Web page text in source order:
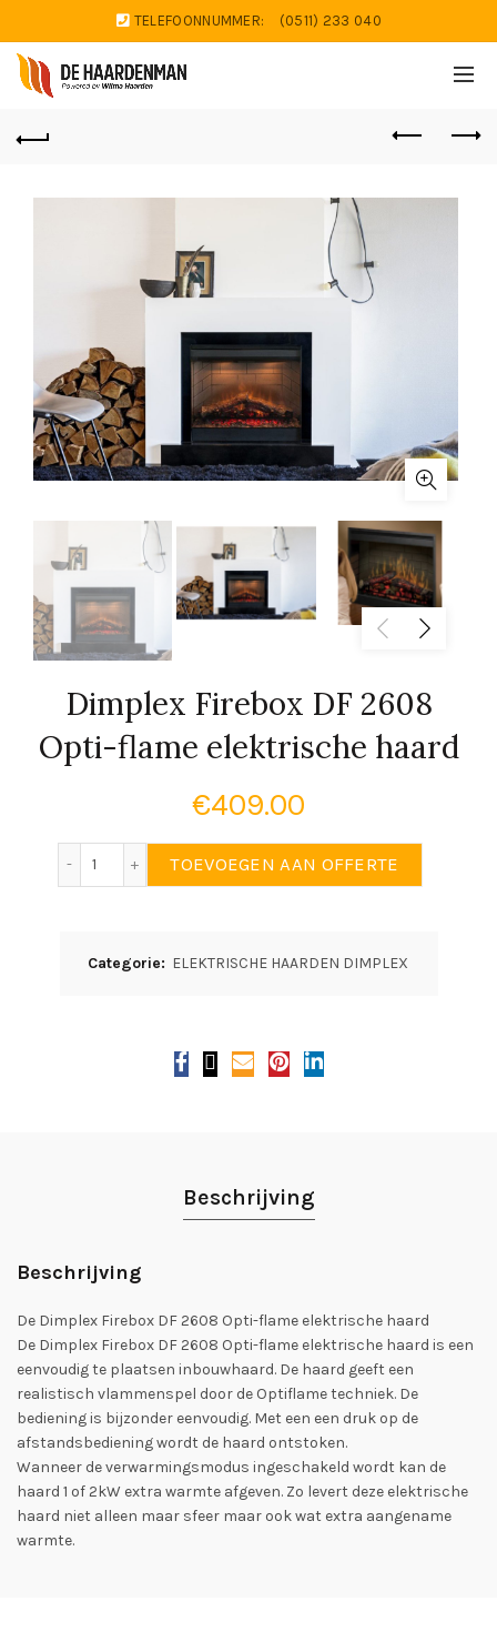
TELEFOONNUMMER: (0511) 233 040
Dimplex Firebox DF 2608
Opti-flame elektrische haard
€409.00
TOEVOEGEN AAN OFFERTE
Categorie: ELEKTRISCHE HAARDEN DIMPLEX
Beschrijving
Beschrijving
De Dimplex Firebox DF 2608 Opti-flame elektrische haard
De Dimplex Firebox DF 2608 Opti-flame elektrische haard is een
eenvoudig te plaatsen inbouwhaard. De haard geeft een
realistisch vlammenspel door de Optiflame techniek. De
bediening is bijzonder eenvoudig. Met een een druk op de
afstandsbediening wordt de haard ontstoken.
Wanneer de verwarmingsmodus ingeschakeld wordt kan de
haard 1 of 2kW extra warmte afgeven. Zo levert deze elektrische
haard niet alleen maar sfeer maar ook wat extra aangename
warmte.